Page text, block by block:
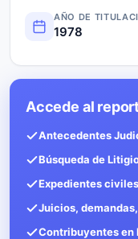
AÑO DE
1978
Accede al
Antecedentes
Búsqueda de
Expedientes
Juicios,
Contribuyentes en